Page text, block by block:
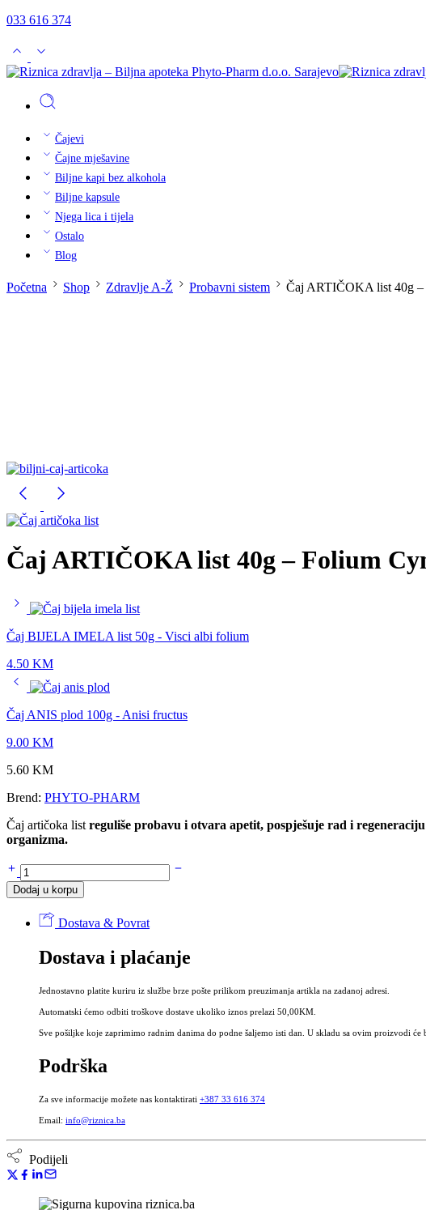
033 616 374
Čajevi
Čajne mješavine
Biljne kapi bez alkohola
Biljne kapsule
Njega lica i tijela
Ostalo
Blog
Početna Shop Zdravlje A-Ž Probavni sistem Čaj ARTIČOKA list 40g –
Čaj ARTIČOKA list 40g – Folium
Čaj BIJELA IMELA list 50g - Visci albi folium
4.50 KM
Čaj ANIS plod 100g - Anisi fructus
9.00 KM
5.60 KM
Brend: PHYTO-PHARM
Čaj artičoka list reguliše probavu i otvara apetit, pospješuje rad i
organizma.
Čaj
ARTIČOKA
list
Cynarae,
Artichoke
količina
Dodaj u korpu
Dostava & Povrat
Dostava i plaćanje
Jednostavno platite kuriru iz službe brze pošte prilikom preuzimanja artikla na zadanoj adresi.
Automatski ćemo odbiti troškove dostave ukoliko iznos prelazi 50,00KM.
Sve pošiljke koje zaprimimo radnim danima do podne šaljemo isti dan. U skladu sa ovim proizvodi će
Podrška
Za sve informacije možete nas kontaktirati +387 33 616 374
Email: info@riznica.ba
Podijeli